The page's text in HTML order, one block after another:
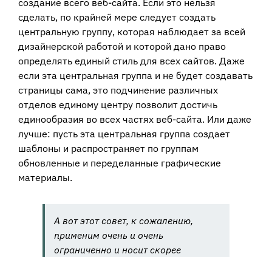
сделать, по крайней мере следует создать
центральную группу, которая наблюдает за всей
дизайнерской работой и которой дано право
определять единый стиль для всех сайтов. Даже
если эта центральная группа и не будет создавать
страницы сама, это подчинение различных
отделов единому центру позволит достичь
единообразия во всех частях веб-сайта. Или даже
лучше: пусть эта центральная группа создает
шаблоны и распространяет по группам
обновленные и переделанные графические
материалы.
А вот этот совет, к сожалению,
применим очень и очень
ограниченно и носит скорее